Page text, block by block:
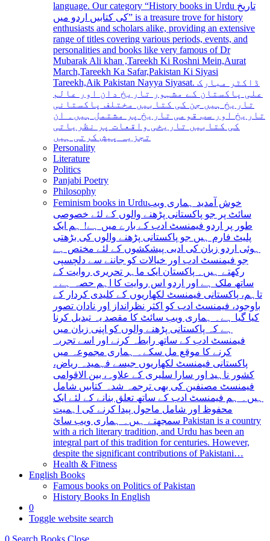
language. Our category “History books in Urdu تاریخ
کی کتابیں اردو میں” is a treasure trove for history
enthusiasts and scholars alike, providing an extensive
range of titles covering various periods, events, and
personalities and books like very famous of Dr
Mubarak Ali khan ,Tareekh Ki Roshni Mein,Aurat
March,Tareekh Ka Safar,Pakistan Ki Siyasi
Tareekh,Aik Pakistan Nayya Siyasat. ڈاکٹر مبارک
علی پاکستان کے مشہور تاریخ دان اور عالم
تاریخ ہیں جن کی کتابیں مختلف پاکستانی
تاریخ اور سب قومی تاریخ پر مشتمل ہیں۔ ان
کی کتابیں تاریخی واقعات پر نظریاتی
تجزیہ پیش کرتی ہیں
Personality
Literature
Politics
Panjabi Poetry
Philosophy
Feminism books in Urduخوش آمدید ہماری ویب
سائٹ پر جو پاکستانی پڑھنے والوں کے لئے خصوصی
طور پر اردو فیمنسٹ ادب کے بارے میں ہے! ہم ایک
پلیٹ فارم ہیں جو پاکستانی پڑھنے والوں کی بڑھتی
ہوئی اردو زبان کی ادبی پیشکشوں کے لئے مختص ہے
جو فیمنسٹ ادب اور خیالات کو جاننے سے دلچسپی
رکھتے ہیں۔ پاکستان ایک ماہر تحریری روایت کے
ساتھ ملک ہے اور اردو اس روایت کا اہم حصہ ہے۔
تاہم، پاکستانی فیمنسٹ لکھاریوں کے کلیدی کردار کے
باوجود، فیمنسٹ ادب کو اکثر نظرانداز اور نادان تصور
کیا گیا ہے۔ ہماری ویب سائٹ کا مقصد یہ تبدیل کرنا
ہے کہ پاکستانی پڑھنے والوں کو اپنی زبان میں
فیمنسٹ ادب کے ساتھ رابطہ کرنے اور اسے تجربہ
کرنے کا موقع مل سکے۔ ہماری مجموعہ میں
پاکستانی فیمنسٹ لکھاریوں جیسے فہمیدہ ریاض،
کشور ناہید اور سارا سلیری کے علاوہ، بین الاقوامی
فیمنسٹ مصنفین کی بھی ترجمہ شدہ کتابیں شامل
ہیں۔ ہم فیمنسٹ ادب کے ساتھ تعلق بنانے کے لئے ایک
محفوظ اور شامل ماحول پیدا کرنے کی اہمیت
سمجھتے ہیں۔ ہماری ویب سائ Pakistan is a country
with a rich literary tradition, and Urdu has been an
integral part of this tradition for centuries. However,
despite the significant contributions of Pakistani…
Health & Fitness
English Books
Famous books on Politics of Pakistan
History Books In English
0
Toggle website search
0 Search Books Close